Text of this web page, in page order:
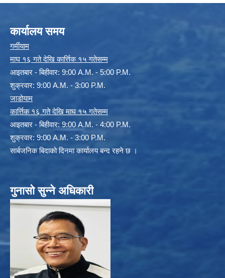
कार्यालय समय
गर्मीयाम
माघ १६ गते देखि कार्त्तिक १५ गतेसम्म
आइतबार - बिहीवार: 9:00 A.M. - 5:00 P.M.
शुक्रवार: 9:00 A.M. - 3:00 P.M.
जाडोयाम
कार्त्तिक १६ गते देखि माघ १५ गतेसम्म
आइतबार - बिहीवार: 9:00 A.M. - 4:00 P.M.
शुक्रवार: 9:00 A.M. - 3:00 P.M.
सार्बजनिक बिदाको दिनमा कार्यालय बन्द रहने छ ।
गुनासो सुन्ने अधिकारी